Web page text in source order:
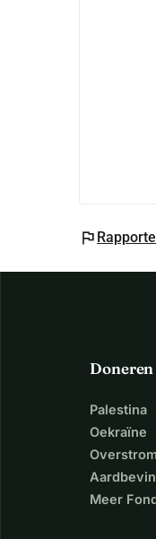
flag
Doneren
Palestina
Oekraïne
Meer